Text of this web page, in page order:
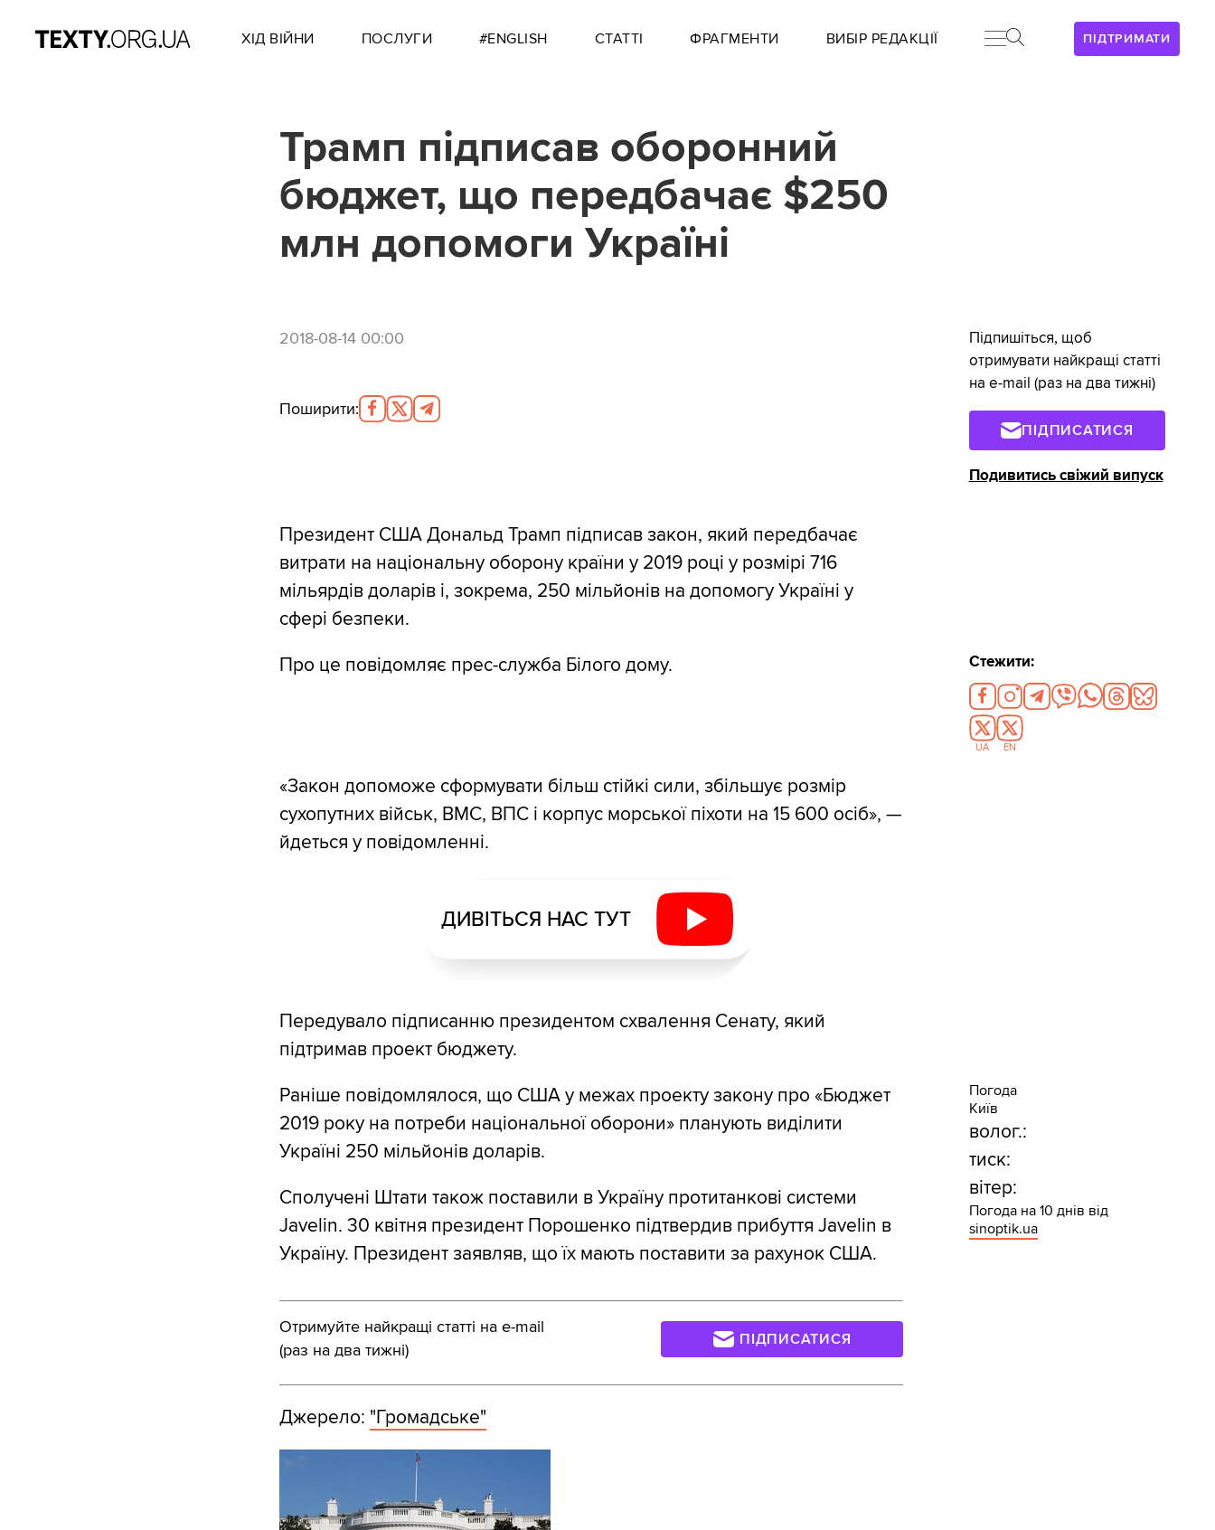
ПІДТРИМАТИ
ХІД ВІЙНИ ПОСЛУГИ #ENGLISH СТАТТІ ФРАГМЕНТИ ВИБІР РЕДАКЦІЇ
Трамп підписав оборонний
бюджет, що передбачає $250
млн допомоги Україні
2018-08-14 00:00
Поширити:
Президент США Дональд Трамп підписав закон, який передбачає
витрати на національну оборону країни у 2019 році у розмірі 716
мільярдів доларів і, зокрема, 250 мільйонів на допомогу Україні у
сфері безпеки.
Про це повідомляє прес-служба Білого дому.
«Закон допоможе сформувати більш стійкі сили, збільшує розмір
сухопутних військ, ВМС, ВПС і корпус морської піхоти на 15 600 осіб», —
йдеться у повідомленні.
ДИВІТЬСЯ НАС ТУТ
Передувало підписанню президентом схвалення Сенату, який
підтримав проект бюджету.
Раніше повідомлялося, що США у межах проекту закону про «Бюджет
2019 року на потреби національної оборони» планують виділити
Україні 250 мільйонів доларів.
Сполучені Штати також поставили в Україну протитанкові системи
Javelin. 30 квітня президент Порошенко підтвердив прибуття Javelin в
Україну. Президент заявляв, що їх мають поставити за рахунок США.
Отримуйте найкращі статті на e-mail
(раз на два тижні)
ПІДПИСАТИСЯ
Джерело: "Громадське"
Підпишіться, щоб
отримувати найкращі статті
на e-mail (раз на два тижні)
ПІДПИСАТИСЯ
Подивитись свіжий випуск
Стежити:
UA EN
Погода
Київ
волог.:
тиск:
вітер:
Погода на 10 днів від
sinoptik.ua